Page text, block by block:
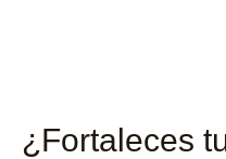
¿Fortaleces